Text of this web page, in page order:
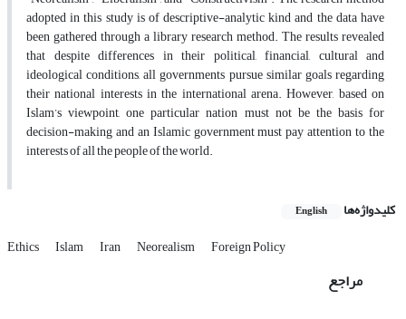
adopted in this study is of descriptive-analytic kind and the data have
been gathered through a library research method. The results revealed
that despite differences in their political, financial, cultural and
ideological conditions, all governments pursue similar goals regarding
their national interests in the international arena. However, based on
Islam’s viewpoint, one particular nation must not be the basis for
decision-making and an Islamic government must pay attention to the
interests of all the people of the world.
کلیدواژه‌ها English
Ethics Islam Iran Neorealism Foreign Policy
مراجع